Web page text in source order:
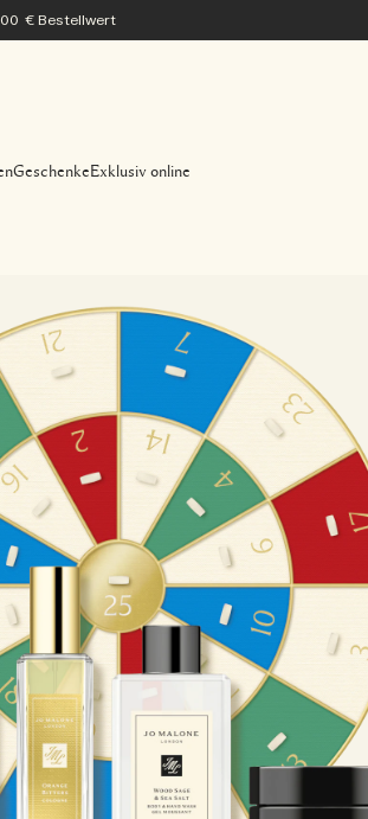
€ Bestellwert
Geschenke Exklusiv online